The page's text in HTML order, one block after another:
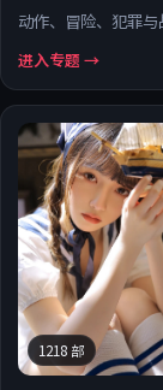
动作、冒险、犯罪与
进入专题 →
1218 部